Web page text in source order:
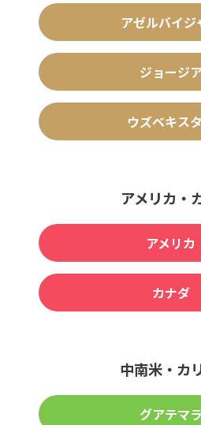
アゼルバイジ
ジョージ
ウズベキス
アメリカ・
アメリカ
カナダ
中南米・カ
グアテマラ